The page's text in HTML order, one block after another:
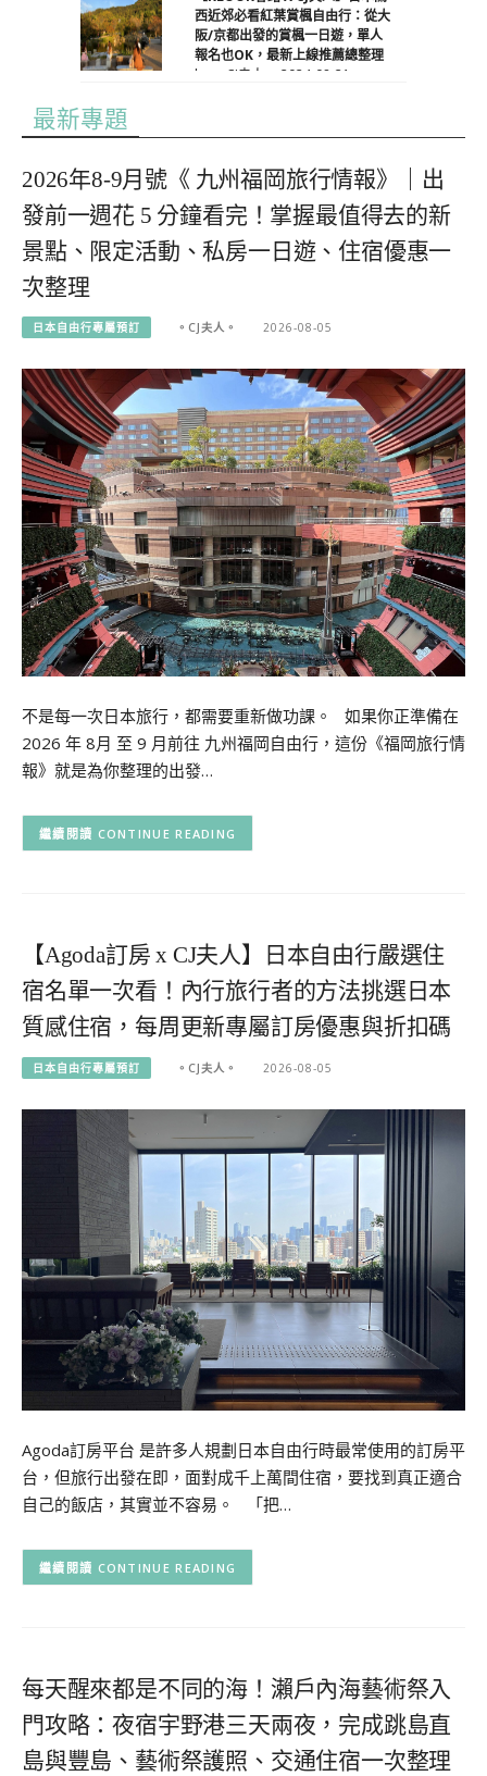
西近郊必看紅葉賞楓自由行：從大
阪/京都出發的賞楓一日遊，單人
報名也OK，最新上線推薦總整理
by 。CJ夫人。 2024-08-21
最新專題
2026年8-9月號《 九州福岡旅行情報》｜出
發前一週花 5 分鐘看完！掌握最值得去的新
景點、限定活動、私房一日遊、住宿優惠一
次整理
日本自由行專屬預訂 。CJ夫人。 2026-08-05
不是每一次日本旅行，都需要重新做功課。 如果你正準備在
2026 年 8月 至 9 月前往 九州福岡自由行，這份《福岡旅行情
報》就是為你整理的出發…
CONTINUE READING
【Agoda訂房 x CJ夫人】日本自由行嚴選住
宿名單一次看！內行旅行者的方法挑選日本
質感住宿，每周更新專屬訂房優惠與折扣碼
日本自由行專屬預訂 。CJ夫人。 2026-08-05
Agoda訂房平台 是許多人規劃日本自由行時最常使用的訂房平
台，但旅行出發在即，面對成千上萬間住宿，要找到真正適合
自己的飯店，其實並不容易。 「把…
CONTINUE READING
每天醒來都是不同的海！瀨戶內海藝術祭入
門攻略：夜宿宇野港三天兩夜，完成跳島直
島與豐島、藝術祭護照、交通住宿一次整理